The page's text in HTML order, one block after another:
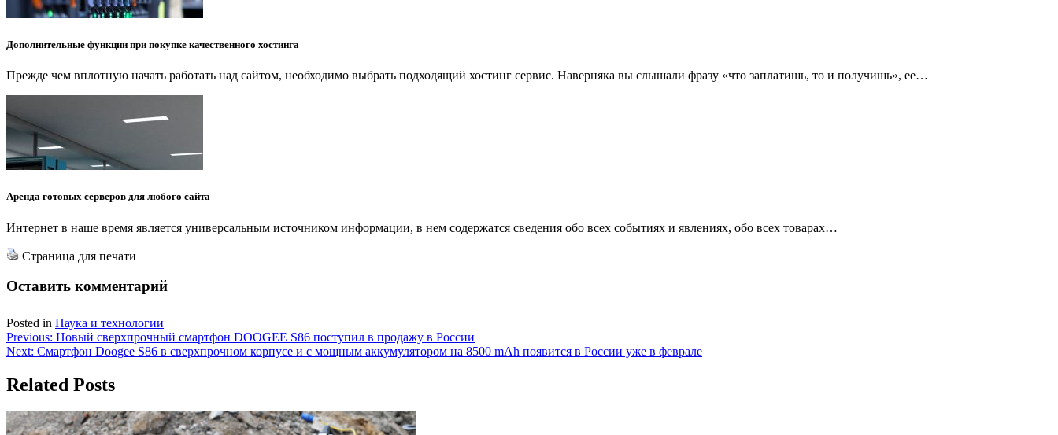
Дополнительные функции при покупке качественного хостинга
Прежде чем вплотную начать работать над сайтом, необходимо выбрать подходящий хостинг сервис. Наверняка вы слышали фразу «что заплатишь, то и получишь», ее…
Аренда готовых серверов для любого сайта
Интернет в наше время является универсальным источником информации, в нем содержатся сведения обо всех событиях и явлениях, обо всех товарах…
Страница для печати
Оставить комментарий
Posted in Наука и технологии
Навигация
по
записям
Previous: Новый сверхпрочный смартфон DOOGEE S86 поступил в продажу в России
Next: Смартфон Doogee S86 в сверхпрочном корпусе и с мощным аккумулятором на 8500 mAh появится в России уже в феврале
Related Posts